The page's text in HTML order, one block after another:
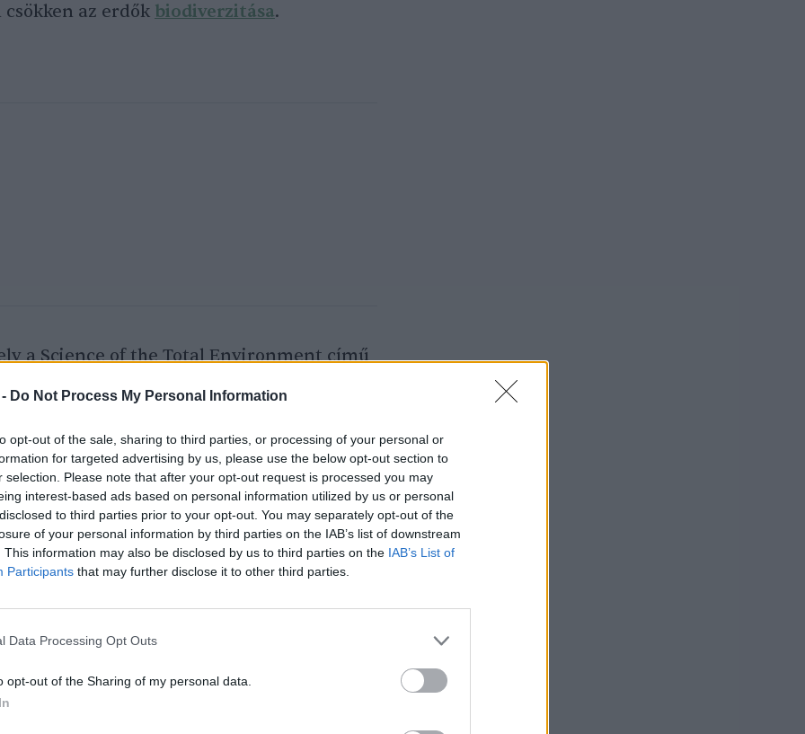
Do Not Process My Personal Information
opt-out of the sale, sharing to third parties, or processing of your personal or
for targeted advertising by us, please use the below opt-out section to
selection. Please note that after your opt-out request is processed you may
interest-based ads based on personal information utilized by us or personal
to third parties prior to your opt-out. You may separately opt-out of the
of your personal information by third parties on the IAB’s list of downstream
This information may also be disclosed by us to third parties on the IAB’s List of
Participants that may further disclose it to other third parties.
Data Processing Opt Outs
opt-out of the Sharing of my personal data.
az erdők biodiverzitása.
a Science of the Total Environment című
arra keresi a választ, hogy ezt a
megállítani, visszafordítani.
tárnunk, hogy
az erdőkben,
a különböző
lépésként a cél
rendszerek
folyamat
biztosítani a
érvényesülését
megmaradását.